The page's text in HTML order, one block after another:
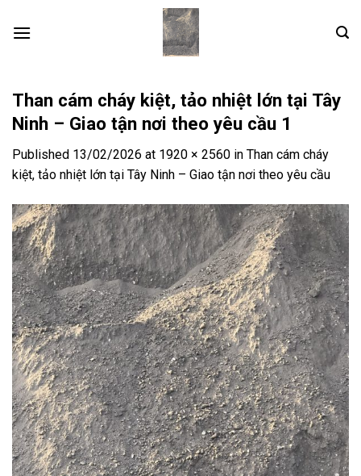
Than cám cháy kiệt, tảo nhiệt lớn tại Tây
Ninh – Giao tận nơi theo yêu cầu 1
Published 13/02/2026 at 1920 × 2560 in Than cám cháy
kiệt, tảo nhiệt lớn tại Tây Ninh – Giao tận nơi theo yêu cầu